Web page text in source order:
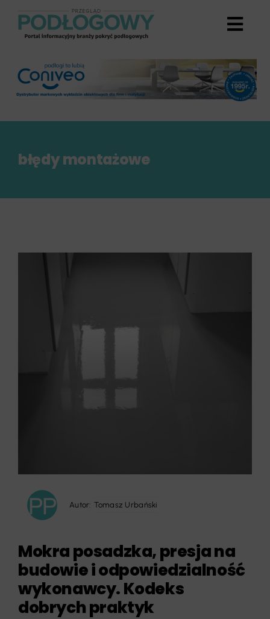
błędy montażowe
Autor: Tomasz Urbański
Mokra posadzka, presja na
budowie i odpowiedzialność
wykonawcy. Kodeks
dobrych praktyk